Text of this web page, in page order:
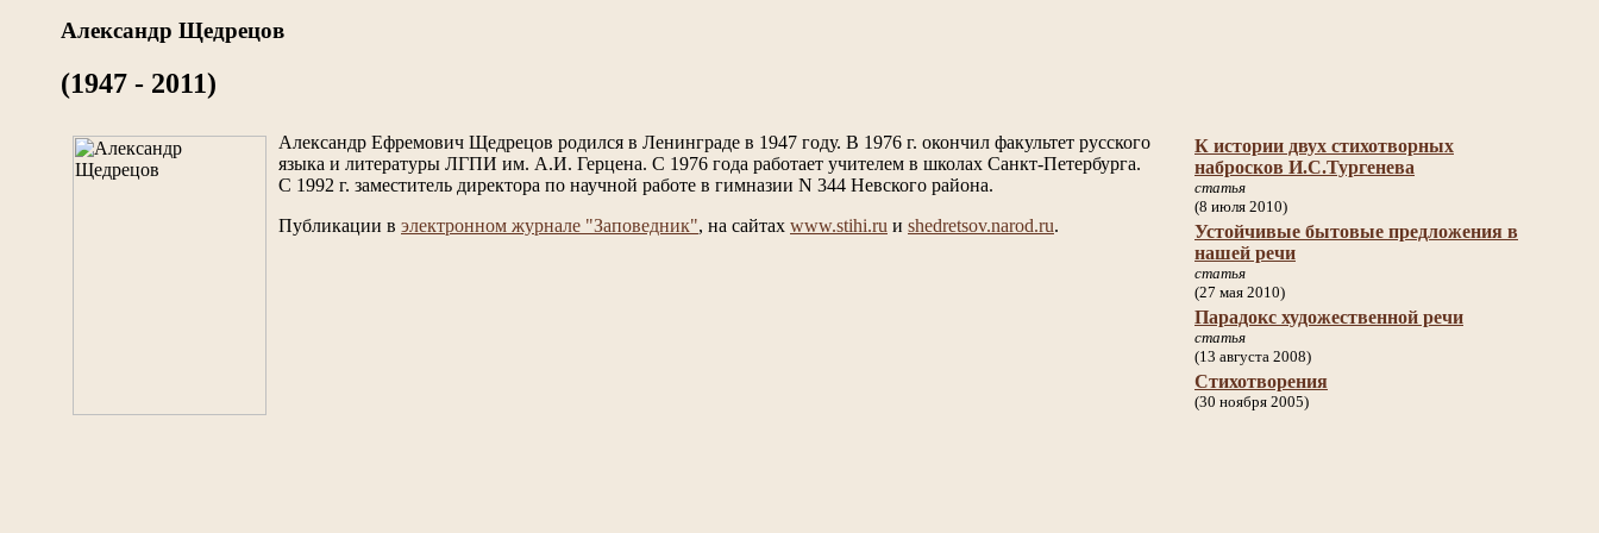
Александр Щедрецов
(1947 - 2011)
Александр Ефремович Щедрецов родился в Ленинграде в 1947 году. В 1976 г. окончил факультет русского
языка и литературы ЛГПИ им. А.И. Герцена. С 1976 года работает учителем в школах Санкт-Петербурга.
С 1992 г. заместитель директора по научной работе в гимназии N 344 Невского района.
Публикации в электронном журнале "Заповедник", на сайтах www.stihi.ru и shedretsov.narod.ru.
К истории двух стихотворных
набросков И.С.Тургенева
статья
(8 июля 2010)
Устойчивые бытовые предложения в
нашей речи
статья
(27 мая 2010)
Парадокс художественной речи
статья
(13 августа 2008)
Стихотворения
(30 ноября 2005)